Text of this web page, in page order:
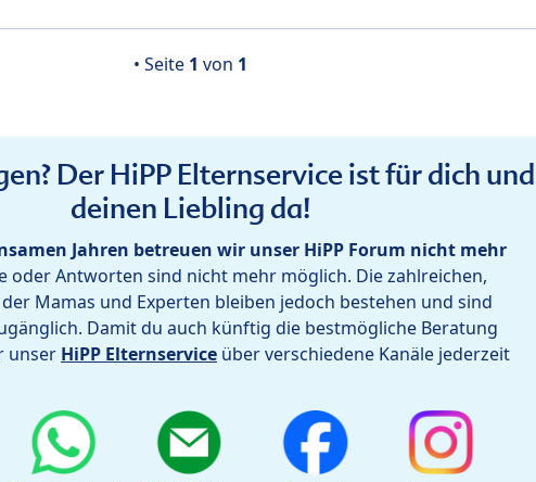
• Seite 1 von 1
Der HiPP Elternservice ist für dich und
deinen Liebling da!
Jahren betreuen wir unser HiPP Forum nicht mehr
oder Antworten sind nicht mehr möglich. Die zahlreichen,
Mamas und Experten bleiben jedoch bestehen und sind
Damit du auch künftig die bestmögliche Beratung
unser HiPP Elternservice über verschiedene Kanäle jederzeit